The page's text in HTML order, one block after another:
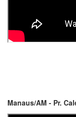
Manaus/AM - Pr.